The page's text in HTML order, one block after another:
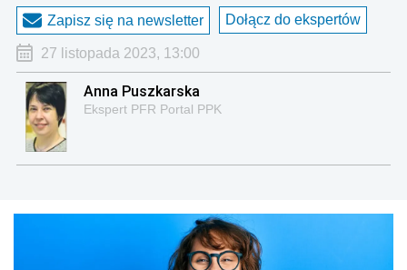
Zapisz się na newsletter Dołącz do ekspertów
27 listopada 2023, 13:00
Anna Puszkarska
Ekspert PFR Portal PPK